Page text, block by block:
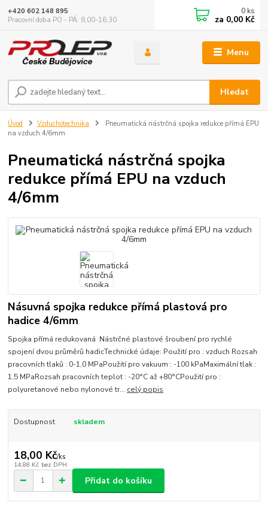
Menu
Hledat
+420 602 148 895
Pracovní doba PO - PÁ: 8,00-16,30
0 ks
za 0,00 Kč
Úvod Vzduchotechnika
Pneumatická nástrčná spojka redukce přímá EPU
na vzduch 4/6mm
Pneumatická nástrčná spojka
redukce přímá EPU na vzduch
4/6mm
Násuvná spojka redukce přímá plastová pro
hadice 4/6mm
Spojka přímá redukovaná Nástrčné plastové šroubení pro rychlé
spojení dvou průměrů hadicTechnické údaje: Použití pro : vzduch Rozsah
pracovních tlaků : 0-1,0 MPaPoužití pro vakuum : -100 kPaMaximální tlak :
1,5 MPaRozsah pracovních teplot : -20°C až +80°CPoužití pro :
polyuretanové nebo nylonové tr... celý popis
Dostupnost skladem
18,00 Kč/ks
14,88 Kč bez DPH
Přidat do košíku